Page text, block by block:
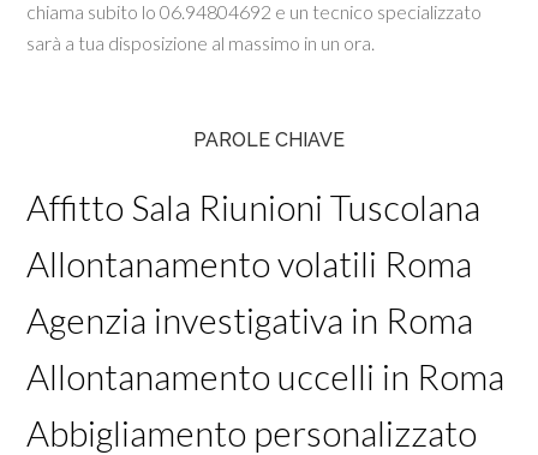
chiama subito lo 06.94804692 e un tecnico specializzato
sarà a tua disposizione al massimo in un ora.
PAROLE CHIAVE
Affitto Sala Riunioni Tuscolana
Allontanamento volatili Roma
Agenzia investigativa in Roma
Allontanamento uccelli in Roma
Abbigliamento personalizzato